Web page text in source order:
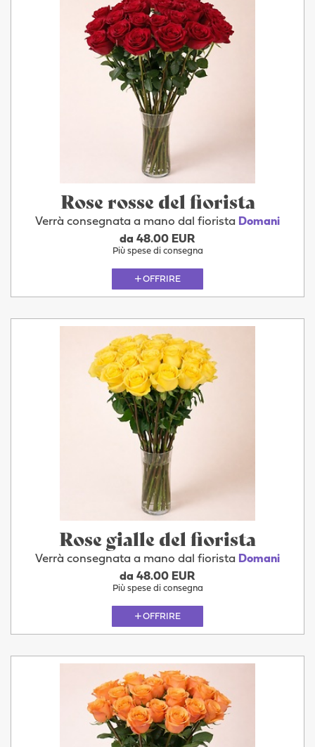
Rose rosse del fiorista
Verrà consegnata a mano dal fiorista Domani
da 48.00 EUR
Più spese di consegna
OFFRIRE
Rose gialle del fiorista
Verrà consegnata a mano dal fiorista Domani
da 48.00 EUR
Più spese di consegna
OFFRIRE